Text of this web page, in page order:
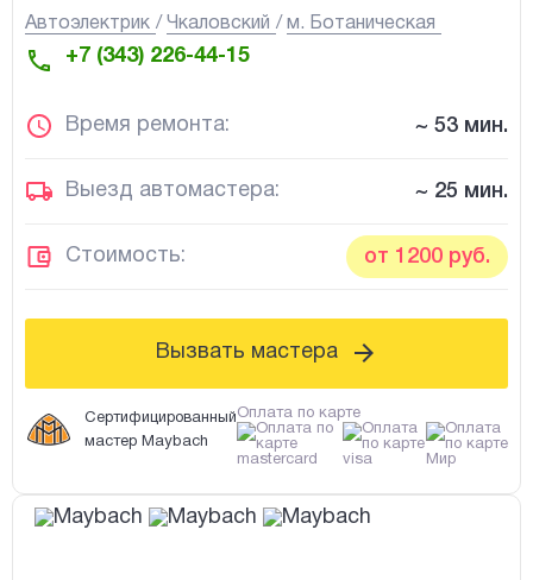
Автоэлектрик Чкаловский м. Ботаническая
+7 (343) 226-44-15
Время ремонта: ~ 53 мин.
Выезд автомастера: ~ 25 мин.
Стоимость: от 1200 руб.
Вызвать мастера
Сертифицированный
мастер Maybach
Оплата по карте